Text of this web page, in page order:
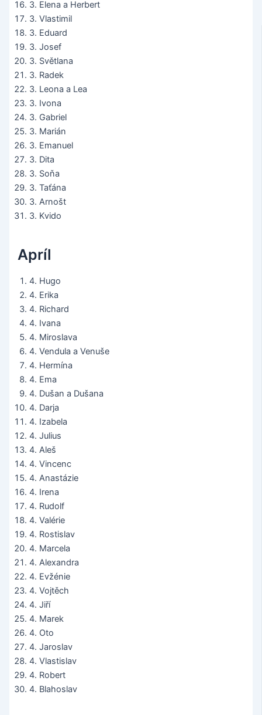
3. Elena a Herbert
3. Vlastimil
3. Eduard
3. Josef
3. Světlana
3. Radek
3. Leona a Lea
3. Ivona
3. Gabriel
3. Marián
3. Emanuel
3. Dita
3. Soňa
3. Taťána
3. Arnošt
3. Kvido
Apríl
4. Hugo
4. Erika
4. Richard
4. Ivana
4. Miroslava
4. Vendula a Venuše
4. Hermína
4. Ema
4. Dušan a Dušana
4. Darja
4. Izabela
4. Julius
4. Aleš
4. Vincenc
4. Anastázie
4. Irena
4. Rudolf
4. Valérie
4. Rostislav
4. Marcela
4. Alexandra
4. Evžénie
4. Vojtěch
4. Jiří
4. Marek
4. Oto
4. Jaroslav
4. Vlastislav
4. Robert
4. Blahoslav